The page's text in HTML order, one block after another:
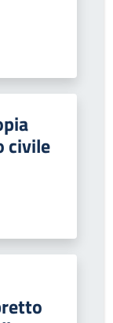
civile